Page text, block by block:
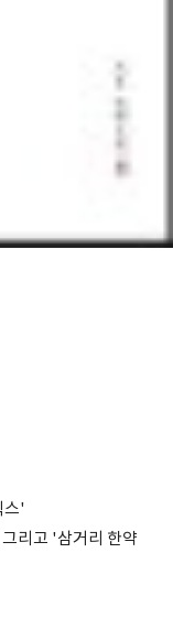
스'
리고 '삼거리 한약